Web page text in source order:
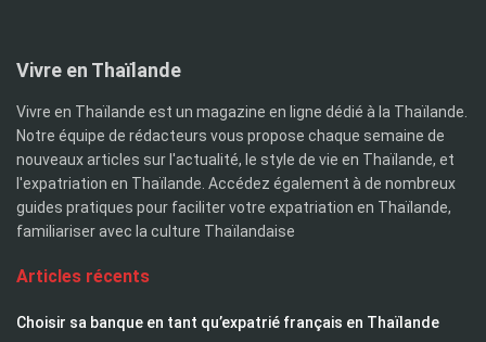
Vivre en Thaïlande
Vivre en Thaïlande est un magazine en ligne dédié à la Thaïlande.
Notre équipe de rédacteurs vous propose chaque semaine de
nouveaux articles sur l'actualité, le style de vie en Thaïlande, et
l'expatriation en Thaïlande. Accédez également à de nombreux
guides pratiques pour faciliter votre expatriation en Thaïlande,
familiariser avec la culture Thaïlandaise
Articles récents
Choisir sa banque en tant qu’expatrié français en Thaïlande